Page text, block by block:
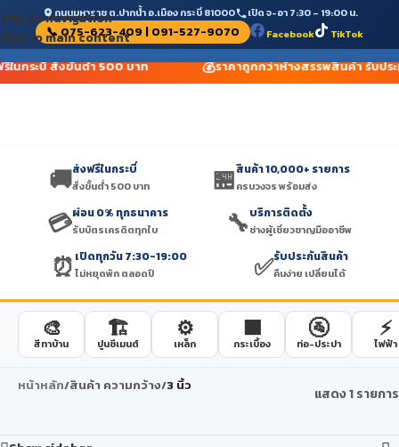
Skip to navigation
Skip to main content
ถนนมหาราช ต.ปากน้ำ อ.เมือง กระบี่ 81000 เปิด จ-อา 7:30 – 19:00 น.
📞 075-623-409 | 091-527-9070 Facebook TikTok
ในกระบี่ สั่งขั้นต่ำ 500 บาท 💰ราคาถูกกว่าห้างสรรพสินค้า รับปร
🚚ส่งฟรีในกระบี่
สั่งขั้นต่ำ 500 บาท 🏪สินค้า 10,000+ รายการ
ครบวงจร พร้อมส่ง
💳ผ่อน 0% ทุกธนาคาร
รับบัตรเครดิตทุกใบ 🔧บริการติดตั้ง
ช่างผู้เชี่ยวชาญมืออาชีพ
⏰ เปิดทุกวัน 7:30-19:00
ไม่หยุดพัก ตลอดปี ✅รับประกันสินค้า
คืนง่าย เปลี่ยนได้
🎨
สีทาบ้าน
🏗️
ปูนซีเมนต์
⚙️
เหล็ก
🟫
กระเบื้อง
🚰
ท่อ-ประปา
⚡
ไฟฟ้า
หน้าหลัก/สินค้า ความกว้าง/3 นิ้ว แสดง 1 รายการ